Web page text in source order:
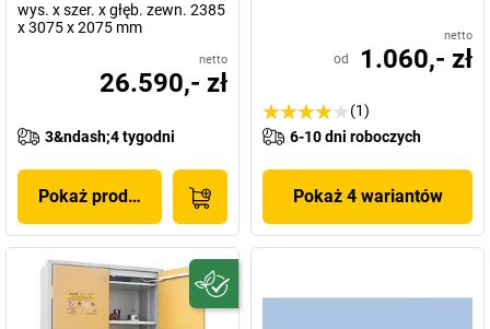
wys. x szer. x głęb. zewn. 2385
x 3075 x 2075 mm
netto
26.590,- zł
3&ndash;4 tygodni
Pokaż produkt
netto
od 1.060,- zł
(1)
6-10 dni roboczych
Pokaż 4 wariantów